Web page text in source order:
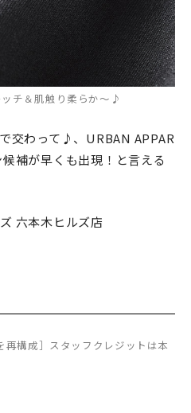
チ＆肌触り柔らか～♪
交わって♪、URBAN APPAR
補が早くも出現！と言える
六本木ヒルズ店
再構成］スタッフクレジットは本